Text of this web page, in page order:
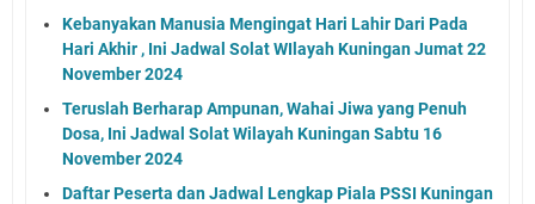
Kebanyakan Manusia Mengingat Hari Lahir Dari Pada
Hari Akhir , Ini Jadwal Solat WIlayah Kuningan Jumat 22
November 2024
Teruslah Berharap Ampunan, Wahai Jiwa yang Penuh
Dosa, Ini Jadwal Solat Wilayah Kuningan Sabtu 16
November 2024
Daftar Peserta dan Jadwal Lengkap Piala PSSI Kuningan